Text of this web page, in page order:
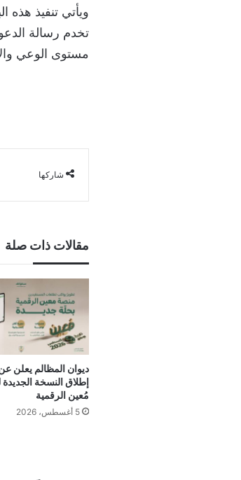
ويأتي تنفيذ هذه
تخدم رسالة
مستوى الوعي
شاركها
مقالات ذات صلة
ديوان المظالم يعلن
إطلاق النسخة
مُعين الرقمية
5 أغسطس، 2026